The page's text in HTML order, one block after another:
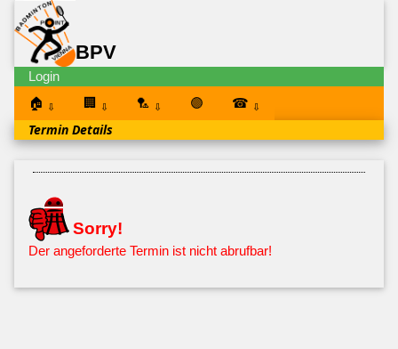
BPV
Login
🏠
⇩ 🏢 ⇩ 🏸 ⇩ 🟣 ☎ ⇩
Termin Details
Sorry!
Der angeforderte Termin ist nicht abrufbar!